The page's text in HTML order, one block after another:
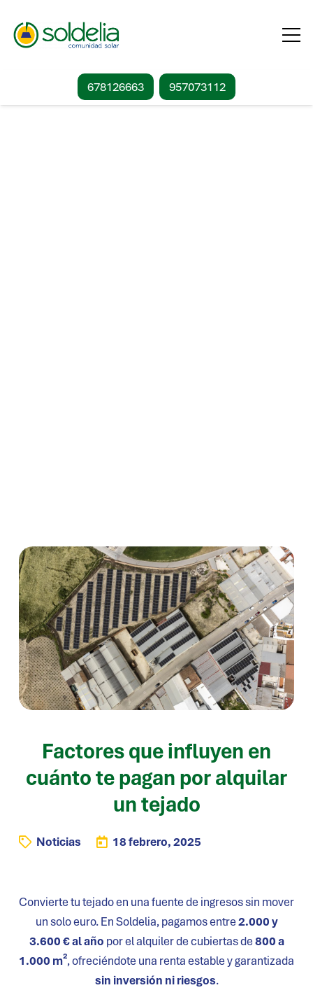
678126663 957073112
Factores que influyen en
cuánto te pagan por alquilar
un tejado
Noticias 18 febrero, 2025
Convierte tu tejado en una fuente de ingresos sin mover
un solo euro. En Soldelia, pagamos entre2.000 y
3.600 € al año por el alquiler de cubiertas de800 a
1.000 m², ofreciéndote una renta estable y garantizada
sin inversión ni riesgos.